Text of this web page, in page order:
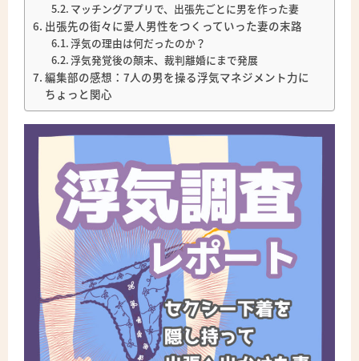
マッチングアプリで、出張先ごとに男を作った妻
出張先の街々に愛人男性をつくっていった妻の末路
浮気の理由は何だったのか？
浮気発覚後の顛末、裁判離婚にまで発展
編集部の感想：7人の男を操る浮気マネジメント力に
ちょっと関心